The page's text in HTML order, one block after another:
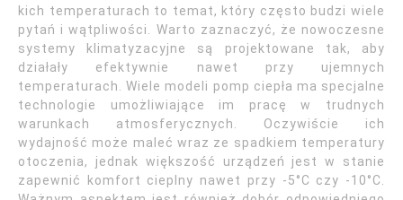
kich temperaturach to temat, który często budzi wiele
pytań i wątpliwości. Warto zaznaczyć, że nowoczesne
systemy klimatyzacyjne są projektowane tak, aby
działały efektywnie nawet przy ujemnych
temperaturach. Wiele modeli pomp ciepła ma specjalne
technologie umożliwiające im pracę w trudnych
warunkach atmosferycznych. Oczywiście ich
wydajność może maleć wraz ze spadkiem temperatury
otoczenia, jednak większość urządzeń jest w stanie
zapewnić komfort cieplny nawet przy -5°C czy -10°C.